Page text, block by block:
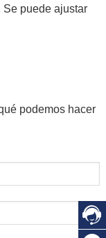
Se puede ajustar
podemos hacer